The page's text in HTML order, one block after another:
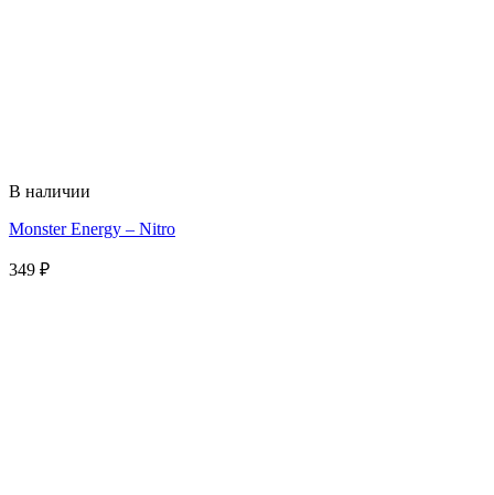
В наличии
Monster Energy – Nitro
349 ₽